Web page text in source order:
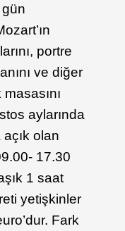
portre
ve diğer
aylarında
olan
17.30
1 saat
yetişkinler
Fark